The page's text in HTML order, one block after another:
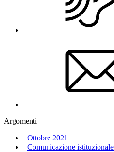
Argomenti
Ottobre 2021
Comunicazione istituzionale